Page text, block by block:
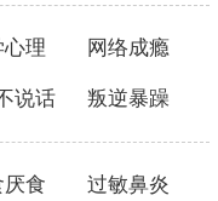
心理 网络成瘾
说话 叛逆暴躁
食 过敏鼻炎